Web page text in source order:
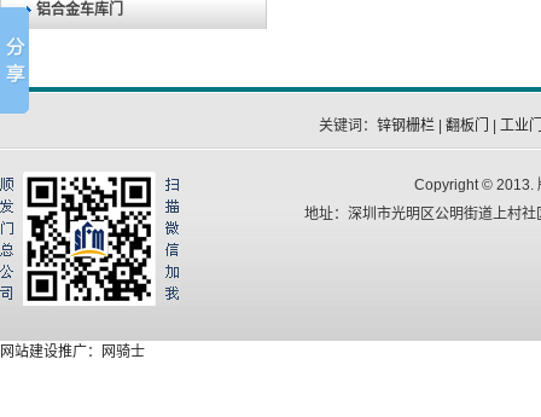
铝合金车库门
关键词： 锌钢栅栏| 翻板门 工业
Copyright © 2013.
地址：深圳市光明区公明街道上村
网站建设推广：网骑士